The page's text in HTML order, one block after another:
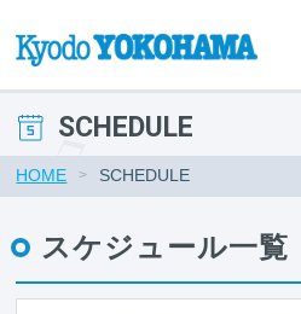
SCHEDULE
HOME SCHEDULE
スケジュール一覧